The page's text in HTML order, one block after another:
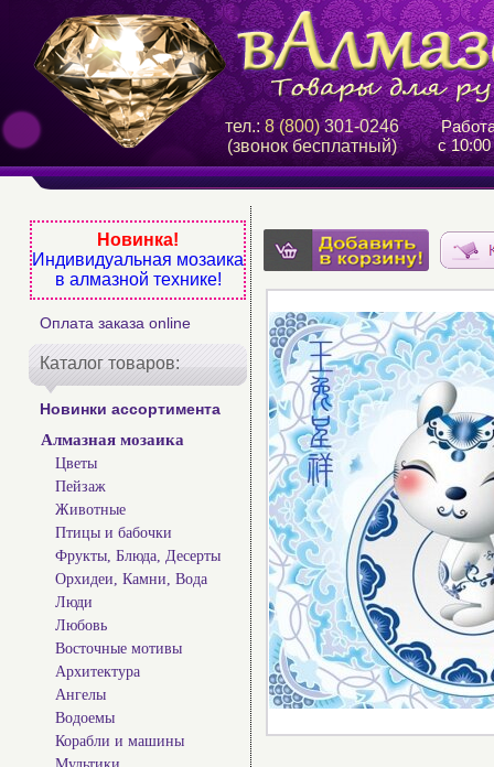
тел.:8 (800)301-0246
(звонок бесплатный)
с
Новинка!
Индивидуальная мозаика
в алмазной технике!
Оплата заказа online
Каталог товаров:
Новинки ассортимента
Алмазная мозаика
Цветы
Пейзаж
Животные
Птицы и бабочки
Фрукты, Блюда, Десерты
Орхидеи, Камни, Вода
Люди
Любовь
Восточные мотивы
Архитектура
Ангелы
Водоемы
Корабли и машины